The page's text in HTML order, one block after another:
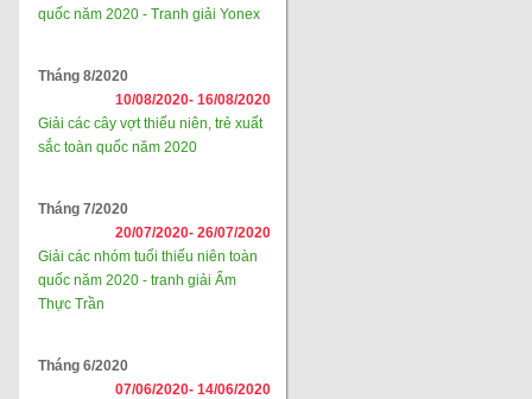
quốc năm 2020 - Tranh giải Yonex
Tháng 8/2020
10/08/2020- 16/08/2020
Giải các cây vợt thiếu niên, trẻ xuất
sắc toàn quốc năm 2020
Tháng 7/2020
20/07/2020- 26/07/2020
Giải các nhóm tuổi thiếu niên toàn
quốc năm 2020 - tranh giải Ẩm
Thực Trần
Tháng 6/2020
07/06/2020- 14/06/2020